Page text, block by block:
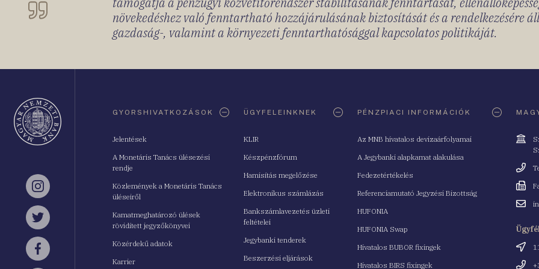
növekedéshez való fenntartható hozzájárulásának biztosítását és a rendelkezésére
gazdaság-, valamint a környezeti fenntarthatósággal kapcsolatos politikáját.
Instagram
Twitter
Facebook
GYORSHIVATKOZÁSOK
Jelentések
A Monetáris Tanács ülésezési
rendje
Közlemények a Monetáris Tanács
üléseiről
Kamatmeghatározó ülések
rövidített jegyzőkönyvei
Közérdekű adatok
Karrier
ÜGYFELEINKNEK
KLIR
Készpénzfórum
Hamisítás megelőzése
Elektronikus számlázás
Bankszámlavezetés üzleti
feltételei
Jegybanki tenderek
Beszerzési eljárások
PÉNZPIACI INFORMÁCIÓK
Az MNB hivatalos devizaárfolyamai
A Jegybanki alapkamat alakulása
Fedezetértékelés
Referenciamutató Jegyzési Bizottság
HUFONIA
HUFONIA Swap
Hivatalos BUBOR fixingek
Hivatalos BIRS fixingek
Cím
Fax
Email
Cím